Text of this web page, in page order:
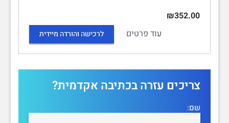
₪352.00
עוד פרטים
לרכישה והורדה מיידית
צריכים עזרה בכתיבה אקדמית?
שם: